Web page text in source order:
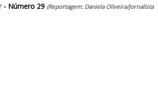
- Número 29 (Reportagem: Daniela Oliveira/Jornalista